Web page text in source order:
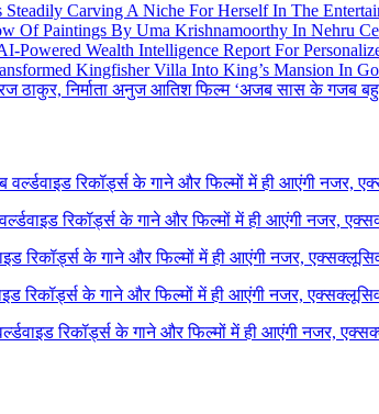
Carving A Niche For Herself In The
Of Paintings By Uma Krishnamoorthy In Nehru
Powered Wealth Intelligence Report For
Kingfisher Villa Into King’s Mansion In
ठाकुर, निर्माता अनुज आतिश फिल्म ‘अजब सास के गजब
वर्ल्डवाइड रिकॉर्ड्स के गाने और फिल्मों में ही आएंगी नजर,
वर्ल्डवाइड रिकॉर्ड्स के गाने और फिल्मों में ही आएंगी नजर,
रिकॉर्ड्स के गाने और फिल्मों में ही आएंगी नजर,
रिकॉर्ड्स के गाने और फिल्मों में ही आएंगी नजर,
रिकॉर्ड्स के गाने और फिल्मों में ही आएंगी नजर,